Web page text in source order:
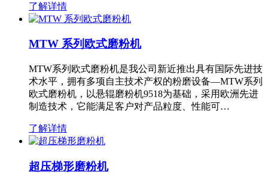
了解详情
MTW 系列欧式磨粉机
MTW系列欧式磨粉机是我公司新近推出具有国际先进技
术水平，拥有多项自主技术产权的粉磨设备—MTW系列
欧式磨粉机，以悬辊磨粉机9518为基础，采用欧洲先进
制造技术，它能满足客户对产品粒度、性能可…
了解详情
超压梯形磨粉机